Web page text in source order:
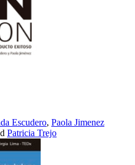
Escudero, Paola Jimenez
Patricia Trejo